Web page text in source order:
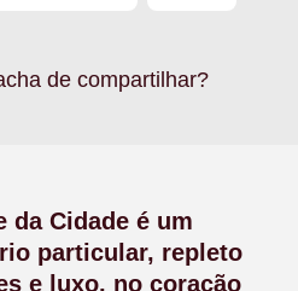
de compartilhar?
da Cidade é um
particular, repleto
e luxo, no coração